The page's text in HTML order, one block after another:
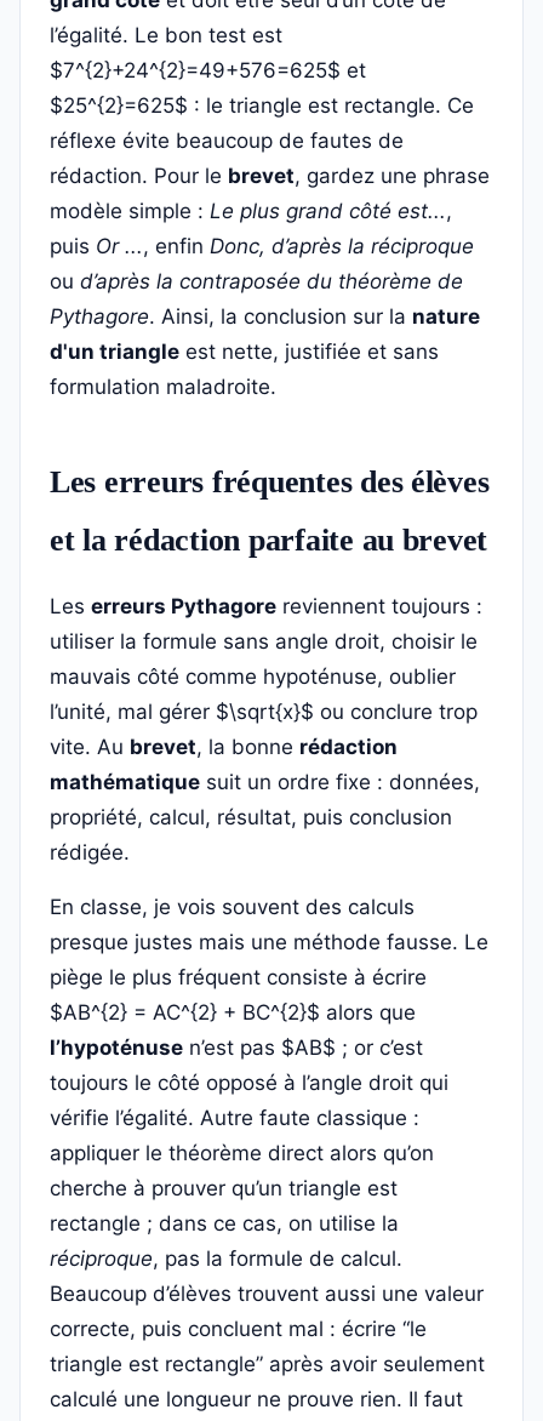
l’égalité. Le bon test est
$7^{2}+24^{2}=49+576=625$ et
$25^{2}=625$ : le triangle est rectangle. Ce
réflexe évite beaucoup de fautes de
rédaction. Pour le brevet, gardez une phrase
modèle simple : Le plus grand côté est...,
puis Or ..., enfin Donc, d’après la réciproque
ou d’après la contraposée du théorème de
Pythagore. Ainsi, la conclusion sur la nature
d'un triangle est nette, justifiée et sans
formulation maladroite.
Les erreurs fréquentes des élèves
et la rédaction parfaite au brevet
Les erreurs Pythagore reviennent toujours :
utiliser la formule sans angle droit, choisir le
mauvais côté comme hypoténuse, oublier
l’unité, mal gérer $\sqrt{x}$ ou conclure trop
vite. Au brevet, la bonne rédaction
mathématique suit un ordre fixe : données,
propriété, calcul, résultat, puis conclusion
rédigée.
En classe, je vois souvent des calculs
presque justes mais une méthode fausse. Le
piège le plus fréquent consiste à écrire
$AB^{2} = AC^{2} + BC^{2}$ alors que
l’hypoténuse n’est pas $AB$ ; or c’est
toujours le côté opposé à l’angle droit qui
vérifie l’égalité. Autre faute classique :
appliquer le théorème direct alors qu’on
cherche à prouver qu’un triangle est
rectangle ; dans ce cas, on utilise la
réciproque, pas la formule de calcul.
Beaucoup d’élèves trouvent aussi une valeur
correcte, puis concluent mal : écrire “le
triangle est rectangle” après avoir seulement
calculé une longueur ne prouve rien. Il faut